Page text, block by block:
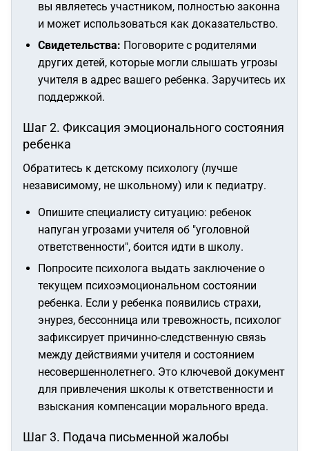
вы являетесь участником, полностью законна
и может использоваться как доказательство.
Свидетельства: Поговорите с родителями
других детей, которые могли слышать угрозы
учителя в адрес вашего ребенка. Заручитесь их
поддержкой.
Шаг 2. Фиксация эмоционального состояния
ребенка
Обратитесь к детскому психологу (лучше
независимому, не школьному) или к педиатру.
Опишите специалисту ситуацию: ребенок
напуган угрозами учителя об "уголовной
ответственности", боится идти в школу.
Попросите психолога выдать заключение о
текущем психоэмоциональном состоянии
ребенка. Если у ребенка появились страхи,
энурез, бессонница или тревожность, психолог
зафиксирует причинно-следственную связь
между действиями учителя и состоянием
несовершеннолетнего. Это ключевой документ
для привлечения школы к ответственности и
взыскания компенсации морального вреда.
Шаг 3. Подача письменной жалобы